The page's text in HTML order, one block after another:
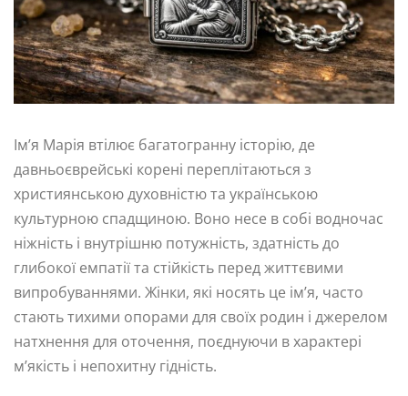
Ім’я Марія втілює багатогранну історію, де
давньоєврейські корені переплітаються з
християнською духовністю та українською
культурною спадщиною. Воно несе в собі водночас
ніжність і внутрішню потужність, здатність до
глибокої емпатії та стійкість перед життєвими
випробуваннями. Жінки, які носять це ім’я, часто
стають тихими опорами для своїх родин і джерелом
натхнення для оточення, поєднуючи в характері
м’якість і непохитну гідність.